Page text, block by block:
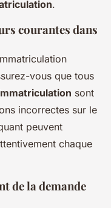
.
courantes dans
vous que tous
sont
incorrectes sur le
peuvent
chaque
de la demande